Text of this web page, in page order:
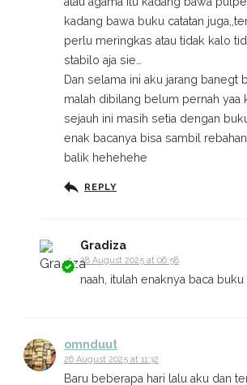
kadang bawa buku catatan
perlu meringkas atau tidak kalo
stabilo aja sie…
Dan selama ini aku jarang banegt
malah dibilang belum pernah yaa
sejauh ini masih setia dengan
enak bacanya bisa sambil
balik hehehehe
REPLY
Gradiza
28 August 2025 at 06:58
naah, itulah enaknya baca buku
omnduut
26 August 2025 at 11:32
Baru beberapa hari lalu aku dan